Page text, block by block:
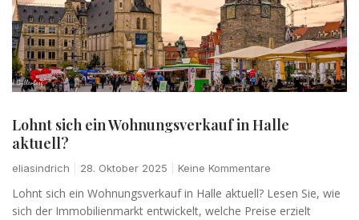
Lohnt sich ein Wohnungsverkauf in Halle
aktuell?
eliasindrich 28. Oktober 2025 Keine Kommentare
Lohnt sich ein Wohnungsverkauf in Halle aktuell? Lesen Sie, wie
sich der Immobilienmarkt entwickelt, welche Preise erzielt